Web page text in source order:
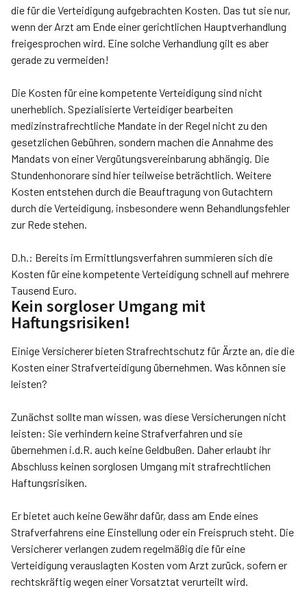
die für die Verteidigung aufgebrachten Kosten. Das tut sie nur,
wenn der Arzt am Ende einer gerichtlichen Hauptverhandlung
freigesprochen wird. Eine solche Verhandlung gilt es aber
gerade zu vermeiden!
Die Kosten für eine kompetente Verteidigung sind nicht
unerheblich. Spezialisierte Verteidiger bearbeiten
medizinstrafrechtliche Mandate in der Regel nicht zu den
gesetzlichen Gebühren, sondern machen die Annahme des
Mandats von einer Vergütungsvereinbarung abhängig. Die
Stundenhonorare sind hier teilweise beträchtlich. Weitere
Kosten entstehen durch die Beauftragung von Gutachtern
durch die Verteidigung, insbesondere wenn Behandlungsfehler
zur Rede stehen.
D.h.: Bereits im Ermittlungsverfahren summieren sich die
Kosten für eine kompetente Verteidigung schnell auf mehrere
Tausend Euro.
Kein sorgloser Umgang mit
Haftungsrisiken!
Einige Versicherer bieten Strafrechtschutz für Ärzte an, die die
Kosten einer Strafverteidigung übernehmen. Was können sie
leisten?
Zunächst sollte man wissen, was diese Versicherungen nicht
leisten: Sie verhindern keine Strafverfahren und sie
übernehmen i.d.R. auch keine Geldbußen. Daher erlaubt ihr
Abschluss keinen sorglosen Umgang mit strafrechtlichen
Haftungsrisiken.
Er bietet auch keine Gewähr dafür, dass am Ende eines
Strafverfahrens eine Einstellung oder ein Freispruch steht. Die
Versicherer verlangen zudem regelmäßig die für eine
Verteidigung verauslagten Kosten vom Arzt zurück, sofern er
rechtskräftig wegen einer Vorsatztat verurteilt wird.